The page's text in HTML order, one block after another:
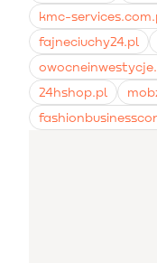
kmc-
fajneciuchy24.pl
24hshop.pl